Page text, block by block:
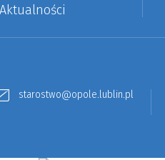
Aktualności
starostwo@opole.lublin.pl